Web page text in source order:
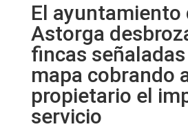
El ayuntamiento
Astorga
fincas
mapa cobrando
propietario el
servicio